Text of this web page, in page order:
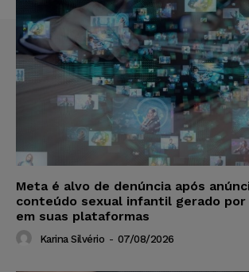
Meta é alvo de denúncia após
conteúdo sexual infantil gerado por
em suas plataformas
Karina Silvério - 07/08/2026